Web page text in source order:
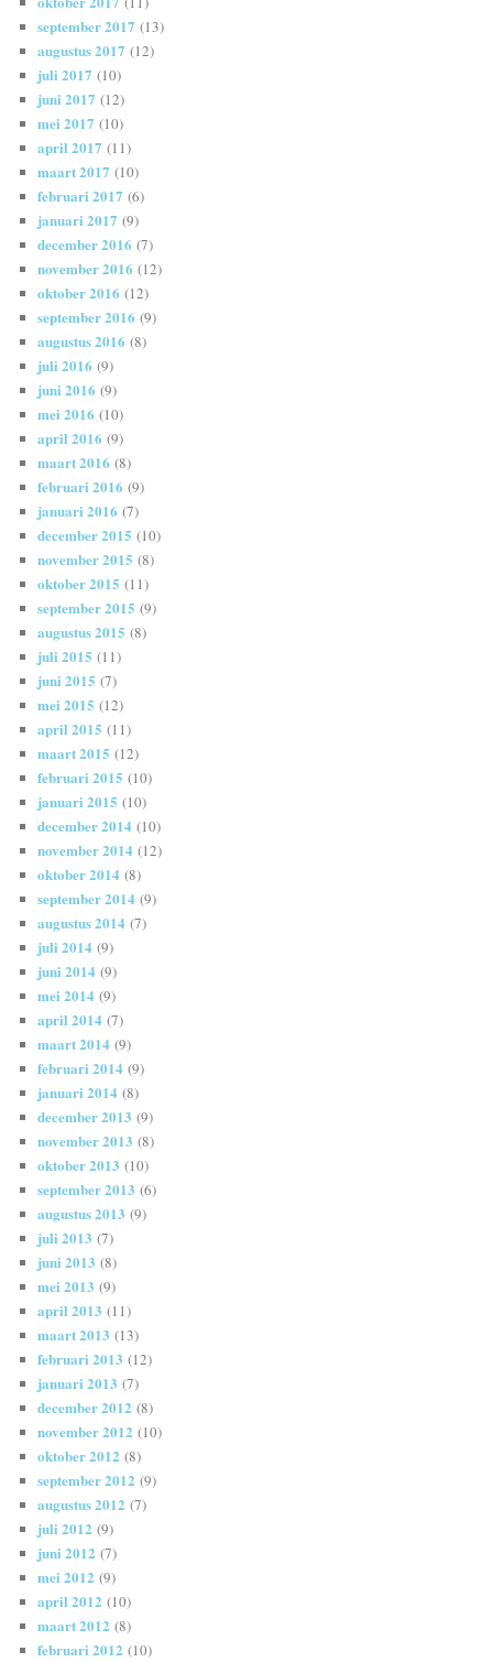
september 2017 (13)
augustus 2017 (12)
juli 2017 (10)
juni 2017 (12)
mei 2017 (10)
april 2017 (11)
maart 2017 (10)
februari 2017 (6)
januari 2017 (9)
december 2016 (7)
november 2016 (12)
oktober 2016 (12)
september 2016 (9)
augustus 2016 (8)
juli 2016 (9)
juni 2016 (9)
mei 2016 (10)
april 2016 (9)
maart 2016 (8)
februari 2016 (9)
januari 2016 (7)
december 2015 (10)
november 2015 (8)
oktober 2015 (11)
september 2015 (9)
augustus 2015 (8)
juli 2015 (11)
juni 2015 (7)
mei 2015 (12)
april 2015 (11)
maart 2015 (12)
februari 2015 (10)
januari 2015 (10)
december 2014 (10)
november 2014 (12)
oktober 2014 (8)
september 2014 (9)
augustus 2014 (7)
juli 2014 (9)
juni 2014 (9)
mei 2014 (9)
april 2014 (7)
maart 2014 (9)
februari 2014 (9)
januari 2014 (8)
december 2013 (9)
november 2013 (8)
oktober 2013 (10)
september 2013 (6)
augustus 2013 (9)
juli 2013 (7)
juni 2013 (8)
mei 2013 (9)
april 2013 (11)
maart 2013 (13)
februari 2013 (12)
januari 2013 (7)
december 2012 (8)
november 2012 (10)
oktober 2012 (8)
september 2012 (9)
augustus 2012 (7)
juli 2012 (9)
juni 2012 (7)
mei 2012 (9)
april 2012 (10)
maart 2012 (8)
februari 2012 (10)